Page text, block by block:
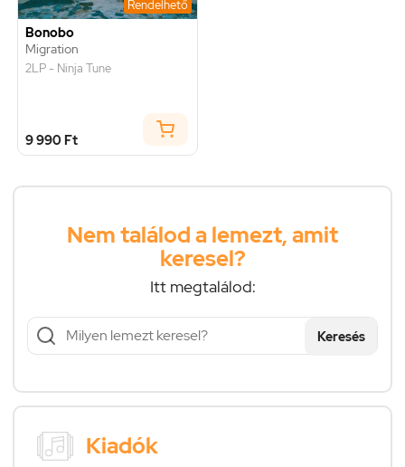
Rendelhető
Bonobo
Migration
2LP - Ninja Tune
9 990 Ft
Nem találod a lemezt, amit
keresel?
Itt megtalálod:
Keresés
Kiadók